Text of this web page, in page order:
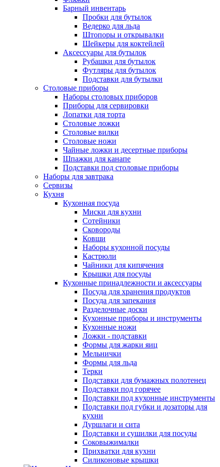
Барный инвентарь
Пробки для бутылок
Ведерко для льда
Штопоры и открывалки
Шейкеры для коктейлей
Аксессуары для бутылок
Рубашки для бутылок
Футляры для бутылок
Подставки для бутылки
Столовые приборы
Наборы столовых приборов
Приборы для сервировки
Лопатки для торта
Столовые ложки
Столовые вилки
Столовые ножи
Чайные ложки и десертные приборы
Шпажки для канапе
Подставки под столовые приборы
Наборы для завтрака
Сервизы
Кухня
Кухонная посуда
Миски для кухни
Сотейники
Сковороды
Ковши
Наборы кухонной посуды
Кастрюли
Чайники для кипячения
Крышки для посуды
Кухонные принадлежности и аксессуары
Посуда для хранения продуктов
Посуда для запекания
Разделочные доски
Кухонные приборы и инструменты
Кухонные ножи
Ложки - подставки
Формы для жарки яиц
Мельнички
Формы для льда
Терки
Подставки для бумажных полотенец
Подставки под горячее
Подставки под кухонные инструменты
Подставки под губки и дозаторы для
кухни
Дуршлаги и сита
Подставки и сушилки для посуды
Соковыжималки
Прихватки для кухни
Силиконовые крышки